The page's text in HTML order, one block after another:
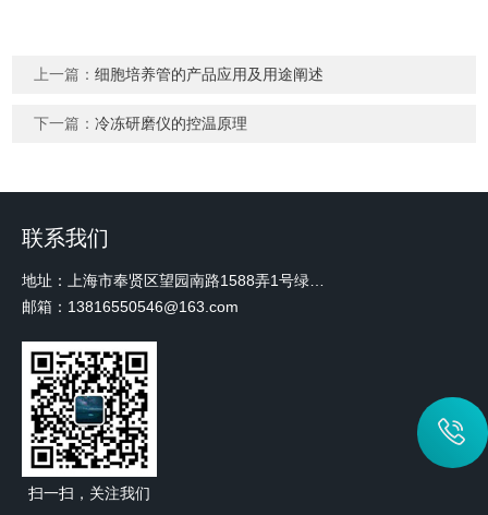
上一篇：细胞培养管的产品应用及用途阐述
下一篇：冷冻研磨仪的控温原理
联系我们
邮箱：13816550546@163.com
扫一扫，关注我们